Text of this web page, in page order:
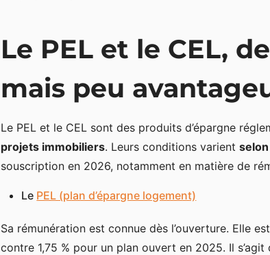
Le PEL et le CEL,
mais peu
Le PEL et le CEL sont des produits d’épargne
projets immobiliers. Leurs conditions varientselon
souscription en 2026, notamment en matière de
Le PEL (plan d’épargne logement)
Sa rémunération est connue dès l’ouverture. Elle
contre 1,75 % pour un plan ouvert en 2025. Il s’agit